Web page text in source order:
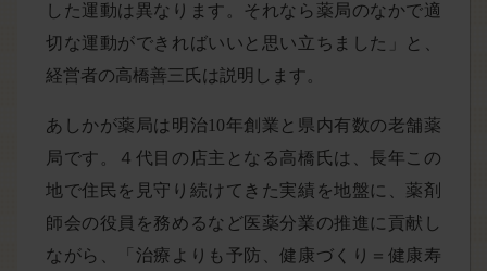
した運動は異なります。それなら薬局のなかで適
切な運動ができればいいと思い立ちました」と、
経営者の高橋善三氏は説明します。
あしかが薬局は明治10年創業と県内有数の老舗薬
局です。４代目の店主となる高橋氏は、長年この
地で住民を見守り続けてきた実績を地盤に、薬剤
師会の役員を務めるなど医薬分業の推進に貢献し
ながら、「治療よりも予防、健康づくり＝健康寿